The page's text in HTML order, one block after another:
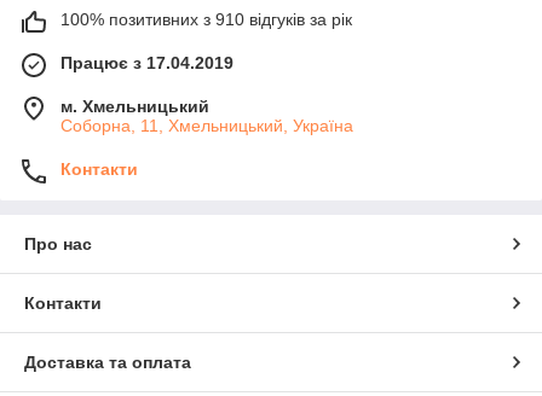
100% позитивних з 910 відгуків за рік
Працює з 17.04.2019
м. Хмельницький
Соборна, 11, Хмельницький, Україна
Контакти
Про нас
Контакти
Доставка та оплата